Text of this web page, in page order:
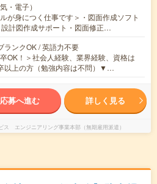
・電子）
が身につく仕事です＞・図面作成ソフト
設計図作成サポート・図面修正…
ランクOK / 英語力不要
OK！＞社会人経験、業界経験、資格は
以上の方（勉強内容は不問）▼…
応募へ進む 詳しく見る
ス エンジニアリング事業本部（無期雇用派遣）